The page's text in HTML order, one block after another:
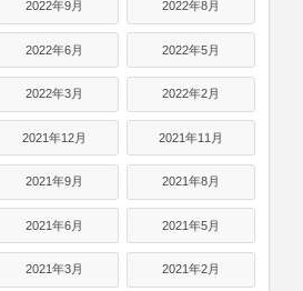
2022年9月 2022年8月
2022年6月 2022年5月
2022年3月 2022年2月
2021年12月 2021年11月
2021年9月 2021年8月
2021年6月 2021年5月
2021年3月 2021年2月